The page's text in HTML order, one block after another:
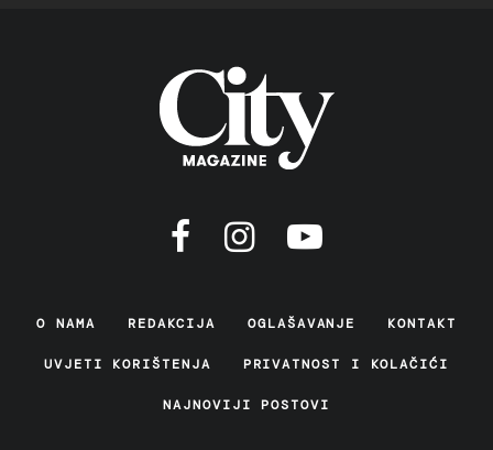
O NAMA REDAKCIJA OGLAŠAVANJE KONTAKT
UVJETI KORIŠTENJA PRIVATNOST I KOLAČIĆI
NAJNOVIJI POSTOVI